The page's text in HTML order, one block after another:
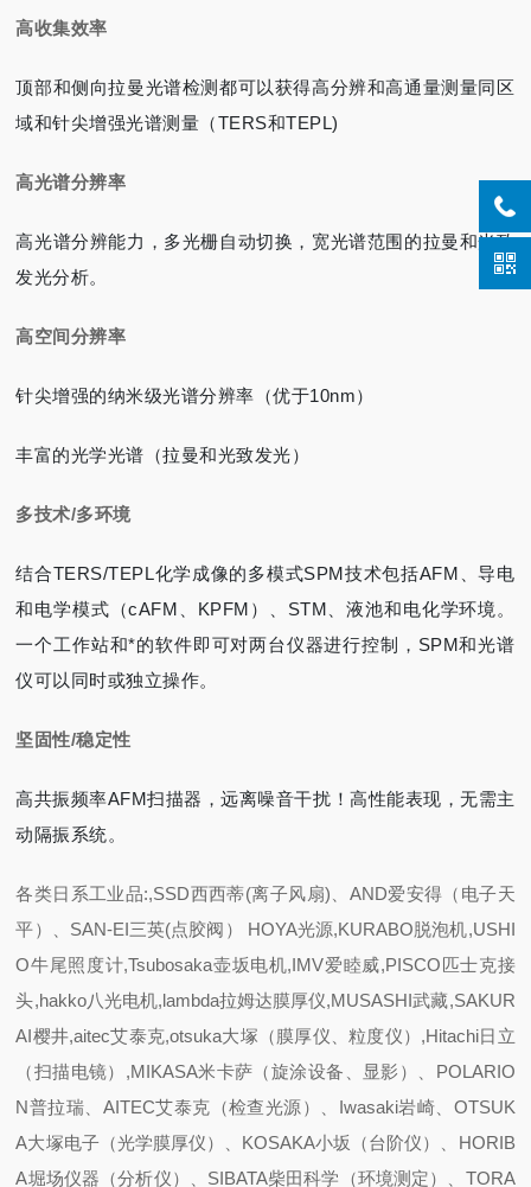
高收集效率
顶部和侧向拉曼光谱检测都可以获得高分辨和高通量测量同区
域和针尖增强光谱测量（TERS和TEPL)
高光谱分辨率
高光谱分辨能力，多光栅自动切换，宽光谱范围的拉曼和光致
发光分析。
高空间分辨率
针尖增强的纳米级光谱分辨率（优于10nm）
丰富的光学光谱（拉曼和光致发光）
多技术/多环境
结合TERS/TEPL化学成像的多模式SPM技术包括AFM、导电
和电学模式（cAFM、KPFM）、STM、液池和电化学环境。
一个工作站和*的软件即可对两台仪器进行控制，SPM和光谱
仪可以同时或独立操作。
坚固性/稳定性
高共振频率AFM扫描器，远离噪音干扰！高性能表现，无需主
动隔振系统。
各类日系工业品:,SSD西西蒂(离子风扇)、AND爱安得（电子天
平）、SAN-EI三英(点胶阀） HOYA光源,KURABO脱泡机,USHI
O牛尾照度计,Tsubosaka壶坂电机,IMV爱睦威,PISCO匹士克接
头,hakko八光电机,lambda拉姆达膜厚仪,MUSASHI武藏,SAKUR
AI樱井,aitec艾泰克,otsuka大塚（膜厚仪、粒度仪）,Hitachi日立
（扫描电镜）,MIKASA米卡萨（旋涂设备、显影）、POLARIO
N普拉瑞、AITEC艾泰克（检查光源）、Iwasaki岩崎、OTSUK
A大塚电子（光学膜厚仪）、KOSAKA小坂（台阶仪）、HORIB
A堀场仪器（分析仪）、SIBATA柴田科学（环境测定）、TORA